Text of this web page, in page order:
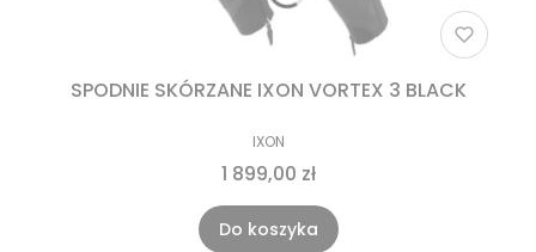
SPODNIE SKÓRZANE IXON VORTEX 3 BLACK
IXON
1 899,00 zł
Do koszyka